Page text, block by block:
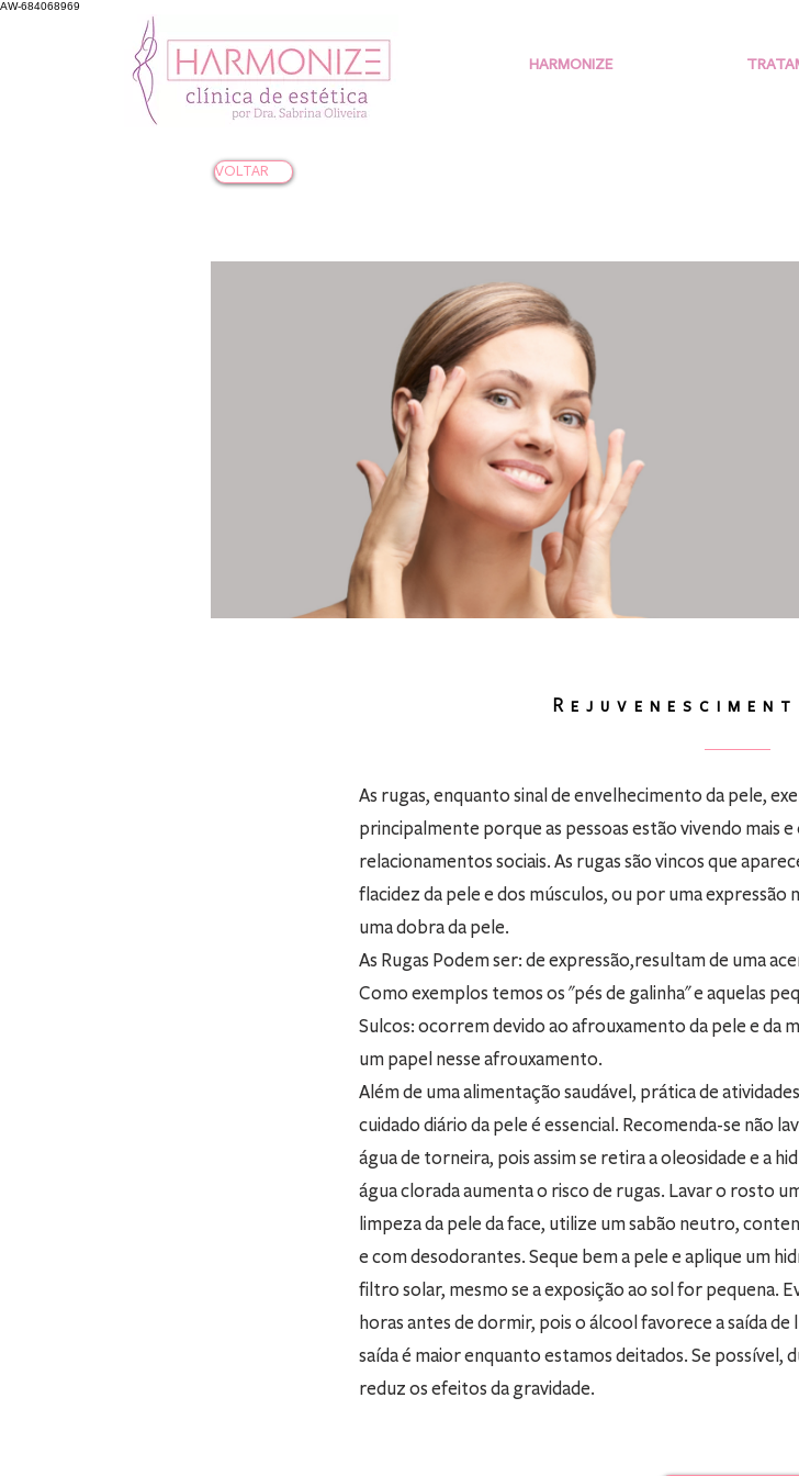
AW-684068969
HARMONIZE
VOLTAR
As rugas, enquanto sinal de envelhecimento da pele,
principalmente porque as pessoas estão vivendo mais
relacionamentos sociais. As rugas são vincos que
flacidez da pele e dos músculos, ou por uma
uma dobra da pele.
As Rugas Podem ser: de expressão,resultam de uma
Como exemplos temos os "pés de galinha" e aquelas
Sulcos: ocorrem devido ao afrouxamento da pele e da
um papel nesse afrouxamento.
Além de uma alimentação saudável, prática de
cuidado diário da pele é essencial. Recomenda-se não
água de torneira, pois assim se retira a oleosidade e a
água clorada aumenta o risco de rugas. Lavar o rosto
limpeza da pele da face, utilize um sabão neutro,
e com desodorantes. Seque bem a pele e aplique um
filtro solar, mesmo se a exposição ao sol for pequena.
horas antes de dormir, pois o álcool favorece a saída de
saída é maior enquanto estamos deitados. Se possível,
reduz os efeitos da gravidade.